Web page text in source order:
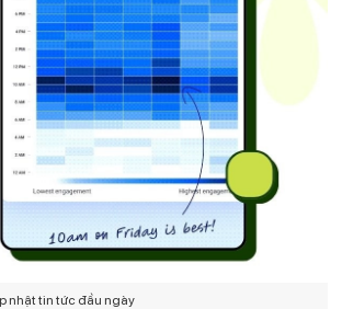
nhật tin tức đầu ngày